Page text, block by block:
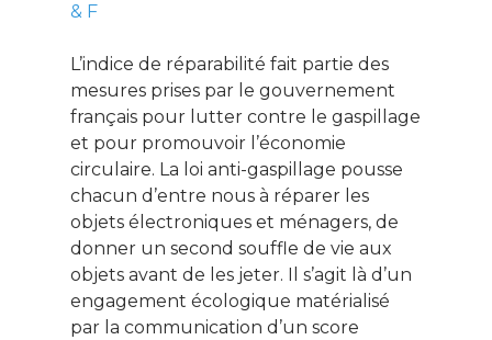
& F
L’indice de réparabilité fait partie des
mesures prises par le gouvernement
français pour lutter contre le gaspillage
et pour promouvoir l’économie
circulaire. La loi anti-gaspillage pousse
chacun d’entre nous à réparer les
objets électroniques et ménagers, de
donner un second souffle de vie aux
objets avant de les jeter. Il s’agit là d’un
engagement écologique matérialisé
par la communication d’un score